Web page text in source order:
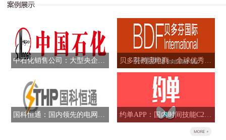
中石化销售公司：大型央企混合所有制改革标志性项目 贝多芬跨境电商：全球优秀品牌跨境B2B全网运营商
国科恒通：国内领先的电网信息化解决方案提供商 约单APP：国内时间技能C2C交易平台